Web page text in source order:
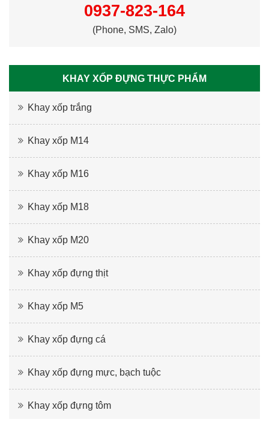
0937-823-164
(Phone, SMS, Zalo)
KHAY XỐP ĐỰNG THỰC PHẨM
Khay xốp trắng
Khay xốp M14
Khay xốp M16
Khay xốp M18
Khay xốp M20
Khay xốp đựng thịt
Khay xốp M5
Khay xốp đựng cá
Khay xốp đựng mực, bạch tuộc
Khay xốp đựng tôm